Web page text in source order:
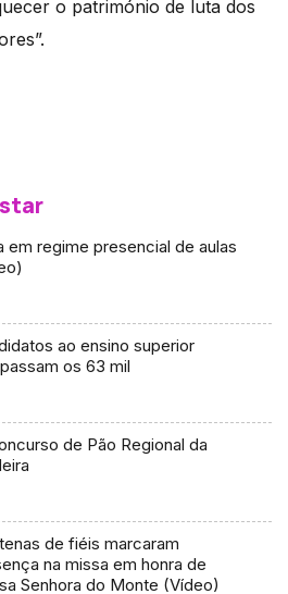
o património de luta dos
em regime presencial de aulas
ao ensino superior
os 63 mil
de Pão Regional da
de fiéis marcaram
na missa em honra de
Senhora do Monte (Vídeo)